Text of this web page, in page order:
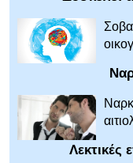
Λεκτικές